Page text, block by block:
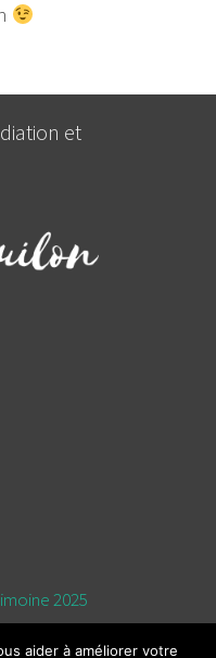
et
2025
aider à améliorer votre